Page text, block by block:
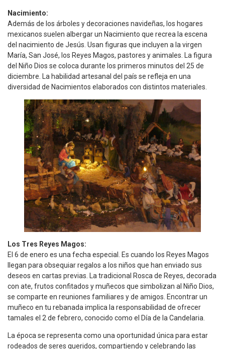
Nacimiento:
Además de los árboles y decoraciones navideñas, los hogares
mexicanos suelen albergar un Nacimiento que recrea la escena
del nacimiento de Jesús. Usan figuras que incluyen a la virgen
María, San José, los Reyes Magos, pastores y animales. La figura
del Niño Dios se coloca durante los primeros minutos del 25 de
diciembre. La habilidad artesanal del país se refleja en una
diversidad de Nacimientos elaborados con distintos materiales.
Los Tres Reyes Magos:
El 6 de enero es una fecha especial. Es cuando los Reyes Magos
llegan para obsequiar regalos a los niños que han enviado sus
deseos en cartas previas. La tradicional Rosca de Reyes, decorada
con ate, frutos confitados y muñecos que simbolizan al Niño Dios,
se comparte en reuniones familiares y de amigos. Encontrar un
muñeco en tu rebanada implica la responsabilidad de ofrecer
tamales el 2 de febrero, conocido como el Día de la Candelaria.
La época se representa como una oportunidad única para estar
rodeados de seres queridos, compartiendo y celebrando las